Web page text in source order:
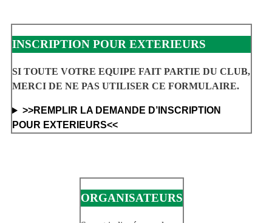
INSCRIPTION POUR EXTERIEURS
SI TOUTE VOTRE EQUIPE FAIT PARTIE DU CLUB,
MERCI DE NE PAS UTILISER CE FORMULAIRE.
>>REMPLIR LA DEMANDE D’INSCRIPTION
POUR EXTERIEURS<<
ORGANISATEURS